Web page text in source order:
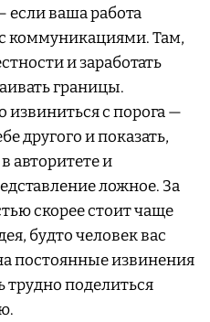
если ваша работа
коммуникациями. Там,
и заработать
границы.
извиниться с порога —
другого и показать,
авторитете и
ложное. За
скорее стоит чаще
будто человек вас
постоянные извинения
трудно поделиться